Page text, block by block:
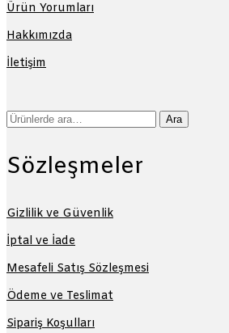
Ürün Yorumları
Hakkımızda
İletişim
Ara: Ara
Sözleşmeler
Gizlilik ve Güvenlik
İptal ve İade
Mesafeli Satış Sözleşmesi
Ödeme ve Teslimat
Sipariş Koşulları